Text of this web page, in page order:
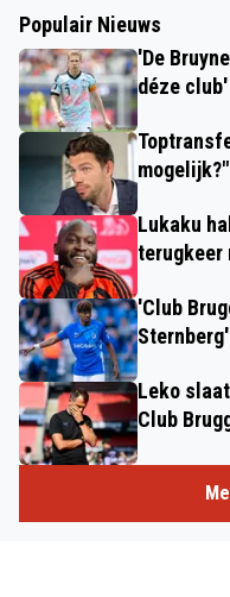
Populair Nieuws
'De
déze club'
mogelijk?"
Lukaku
terugkeer
'Club
Sternberg'
Leko
Club